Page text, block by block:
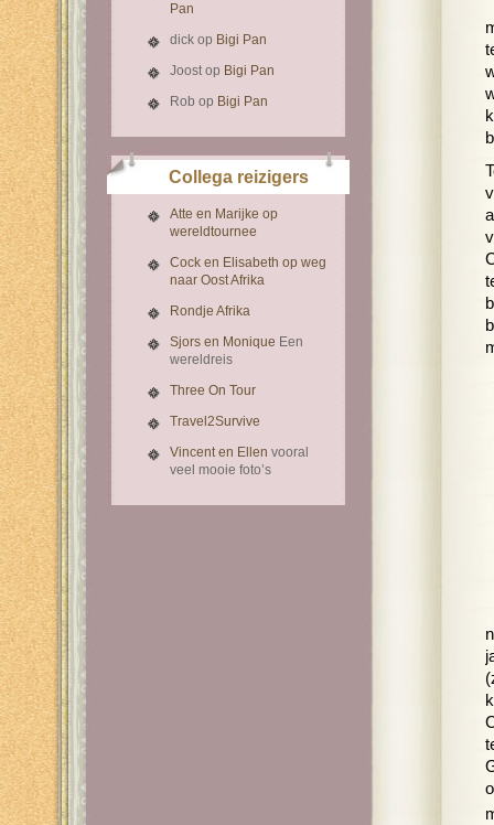
Pan
dick op Bigi Pan
Joostop Bigi Pan
Rob op Bigi Pan
Collega reizigers
Atte en Marijke op
wereldtournee
Cock en Elisabeth op weg
naar Oost Afrika
Rondje Afrika
Sjors en Monique Een
wereldreis
Three On Tour
Travel2Survive
Vincent en Ellen vooral
veel mooie foto’s